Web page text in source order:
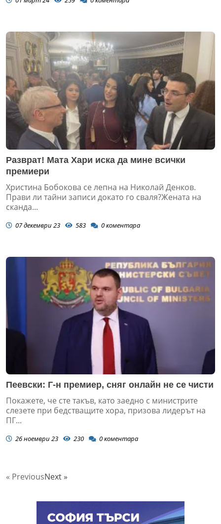
Разврат! Мата Хари иска да мине всички
премиери
Христина Бобокова се лепна на Николай Денков.
Прави ли тайни записи докато го сваля?Жената на
сканда...
07 декември 23 583 0коментара
Пеевски: Г-н премиер, сняг онлайн не се чисти
Покажете, че сте такъв, като заедно с министрите
слезете при бедстващите хора, призова лидерът на
ПГ...
26 ноември 23 230 0коментара
« PreviousNext »